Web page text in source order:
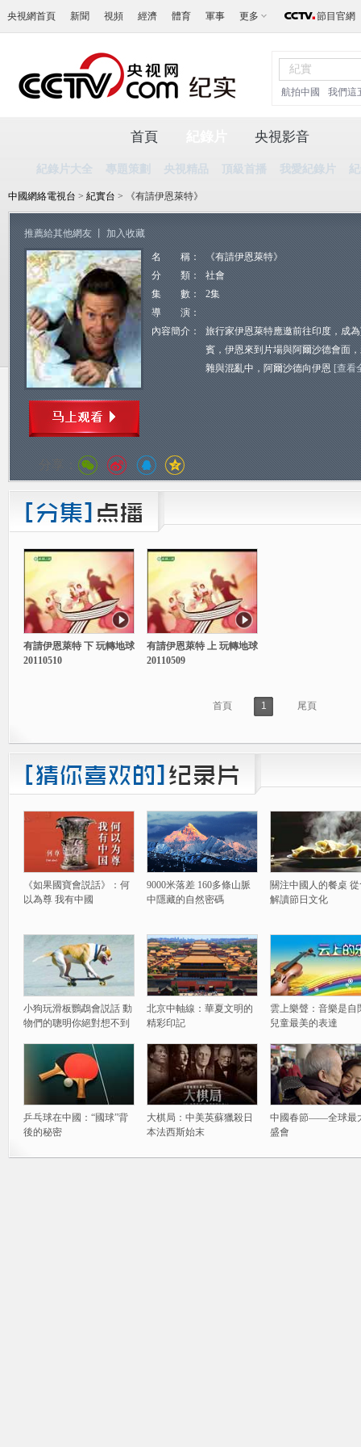
央視網首頁 新聞 視頻 經濟 體育 軍事 更多 節目官網
航拍中國 我們這
首頁
紀錄片大全 專題策劃 央視精品 頂級首播 我愛紀錄片
央視影音
中國網絡電視台 > 紀實台 > 《有請伊恩萊特》
推薦給其他網友 加入收藏
名 稱：
《有請伊恩萊特》
分 類：
社會
集 數：
2集
導 演：
內容簡介：
旅行家伊恩萊特應邀前往印度，成
賓，伊恩來到片場與阿爾沙德會面
雜與混亂中，阿爾沙德向伊恩 [查看
分享：
有請伊恩萊特 下 玩轉地球
20110510
有請伊恩萊特 上 玩轉地球
20110509
首頁 1 尾頁
《如果國寶會説話》：何
以為尊 我有中國
9000米落差 160多條山脈
中隱藏的自然密碼
關注中國人的餐桌
解讀節日文化
小狗玩滑板鸚鵡會説話 動
物們的聰明你絕對想不到
北京中軸線：華夏文明的
精彩印記
雲上樂聲：音樂是自
兒童最美的表達
乒乓球在中國：“國球”背
後的秘密
大棋局：中美英蘇獵殺日
本法西斯始末
中國春節——全球最
盛會